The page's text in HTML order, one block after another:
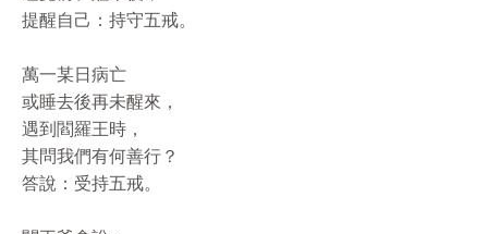
提醒自己：持守五戒。
萬一某日病亡
或睡去後再未醒來，
遇到閻羅王時，
其問我們有何善行？
答說：受持五戒。